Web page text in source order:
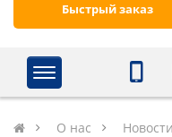
Быстрый заказ
О нас
Новости